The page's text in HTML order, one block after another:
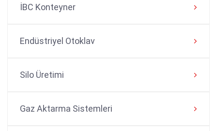
İBC Konteyner
Endüstriyel Otoklav
Silo Üretimi
Gaz Aktarma Sistemleri